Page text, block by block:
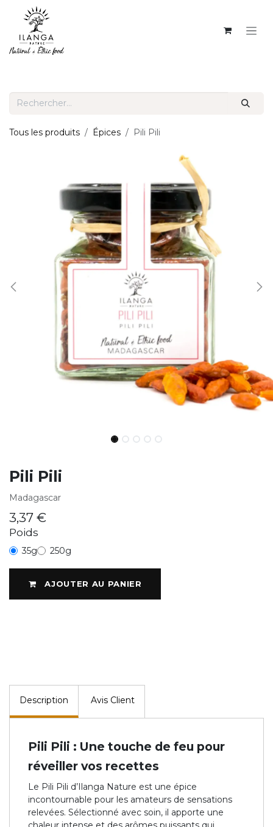
Tous les produits Épices Pili Pili
Pili Pili
Madagascar
3,37 €
Poids
35g 250g
AJOUTER AU PANIER
Description Avis Client
Pili Pili : Une touche de feu pour
réveiller vos recettes
Le Pili Pili d’Ilanga Nature est une épice
incontournable pour les amateurs de sensations
relevées. Sélectionné avec soin, il apporte une